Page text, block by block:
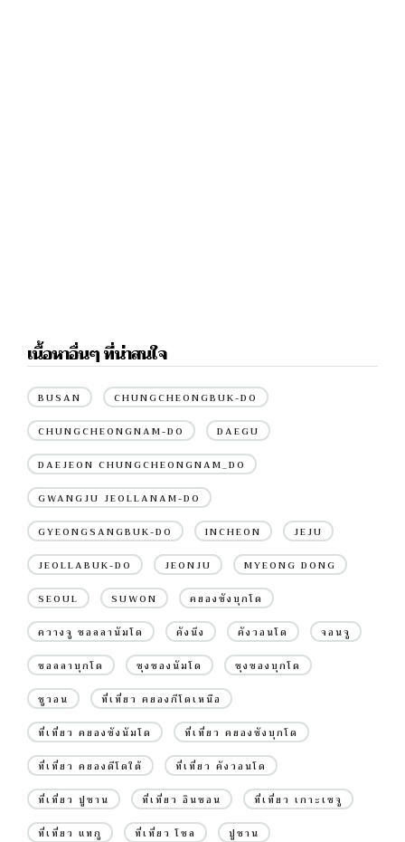
เนื้อหาอื่นๆ ที่น่าสนใจ
BUSAN CHUNGCHEONGBUK-DO
CHUNGCHEONGNAM-DO DAEGU
DAEJEON CHUNGCHEONGNAM_DO
GWANGJU JEOLLANAM-DO
GYEONGSANGBUK-DO INCHEON JEJU
JEOLLABUK-DO JEONJU MYEONG DONG
SEOUL SUWON คยองซังบุกโด
ควางจู ชอลลานัมโด คังนึง คังวอนโด จอนจู
ชอลลาบุกโด ชุงชองนัมโด ชุงชองบุกโด
ซูวอน ที่เที่ยว คยองกีโดเหนือ
ที่เที่ยว คยองซังนัมโด ที่เที่ยว คยองซังบุกโด
ที่เที่ยว คยองดีโดใต้ ที่เที่ยว คังวอนโด
ที่เที่ยว ปูซาน ที่เที่ยว อินชอน ที่เที่ยว เกาะเชจู
ที่เที่ยว แทกู ที่เที่ยว โซล ปูซาน